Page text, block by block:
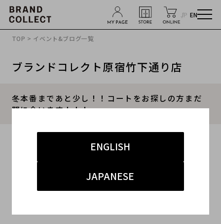
JP EN
ENGLISH
JAPANESE
TOP > イベント&ブログ一覧
ブランドコレクト原宿竹下通り店
冬本番まであと少し！！コートをお探しの方まだ
間に合います！！！
#トレンチ
#マルジェラ